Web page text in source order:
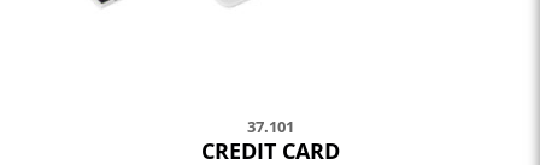
37.101
CREDIT CARD